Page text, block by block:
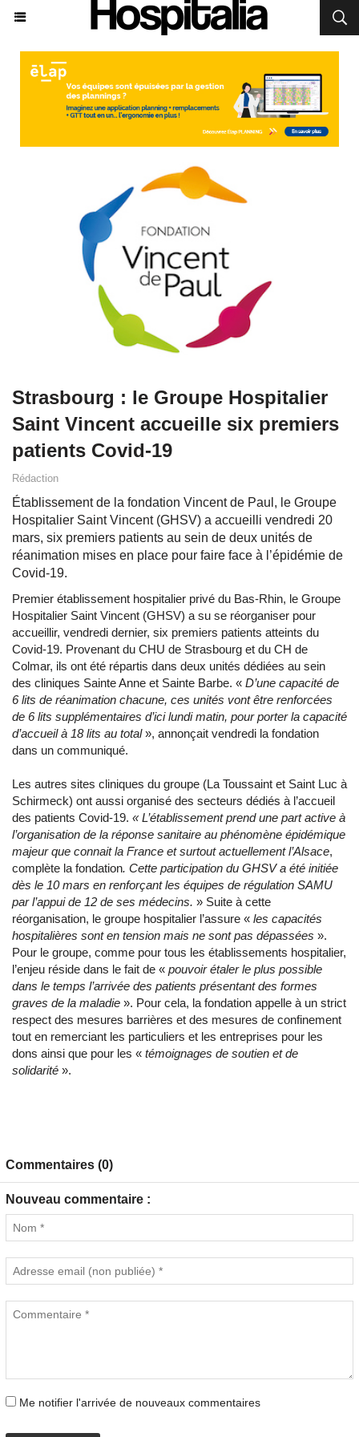
Strasbourg : le Groupe Hospitalier
Saint Vincent accueille six premiers
patients Covid-19
Rédaction
Établissement de la fondation Vincent de Paul, le Groupe
Hospitalier Saint Vincent (GHSV) a accueilli vendredi 20
mars, six premiers patients au sein de deux unités de
réanimation mises en place pour faire face à l’épidémie de
Covid-19.
Premier établissement hospitalier privé du Bas-Rhin, le Groupe
Hospitalier Saint Vincent (GHSV) a su se réorganiser pour
accueillir, vendredi dernier, six premiers patients atteints du
Covid-19. Provenant du CHU de Strasbourg et du CH de
Colmar, ils ont été répartis dans deux unités dédiées au sein
des cliniques Sainte Anne et Sainte Barbe. « D’une capacité de
6 lits de réanimation chacune, ces unités vont être renforcées
de 6 lits supplémentaires d’ici lundi matin, pour porter la capacité
d’accueil à 18 lits au total», annonçait vendredi la fondation
dans un communiqué.
Les autres sites cliniques du groupe (La Toussaint et Saint Luc à
Schirmeck) ont aussi organisé des secteurs dédiés à l’accueil
des patients Covid-19. « L’établissement prend une part active à
l’organisation de la réponse sanitaire au phénomène épidémique
majeur que connait la France et surtout actuellement l’Alsace,
complète la fondation. Cette participation du GHSV a été initiée
dès le 10 mars en renforçant les équipes de régulation SAMU
par l’appui de 12 de ses médecins. » Suite à cette
réorganisation, le groupe hospitalier l’assure « les capacités
hospitalières sont en tension mais ne sont pas dépassées ».
Pour le groupe, comme pour tous les établissements hospitalier,
l’enjeu réside dans le fait de « pouvoir étaler le plus possible
dans le temps l’arrivée des patients présentant des formes
graves de la maladie ». Pour cela, la fondation appelle à un strict
respect des mesures barrières et des mesures de confinement
tout en remerciant les particuliers et les entreprises pour les
dons ainsi que pour les « témoignages de soutien et de
solidarité ».
Commentaires (0)
Nouveau commentaire :
Me notifier l'arrivée de nouveaux commentaires